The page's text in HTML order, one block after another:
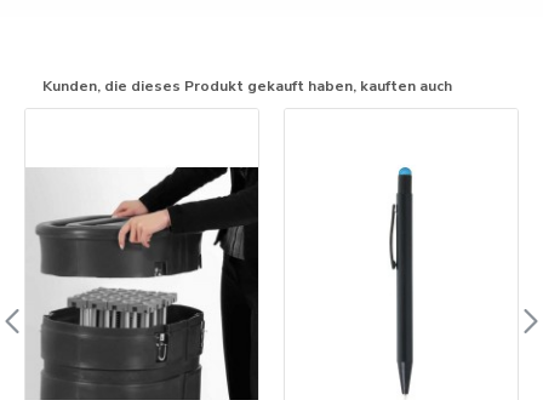
Kunden, die dieses Produkt gekauft haben, kauften auch